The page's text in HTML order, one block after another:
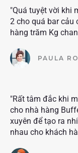
"Quá tuyệt vời khi
2 cho quá bar cảu
hàng trăm Kg
PAULA
"Rất tâm đắc khi
cho nhà hàng
xuyên để tạo ra
nhau cho khách